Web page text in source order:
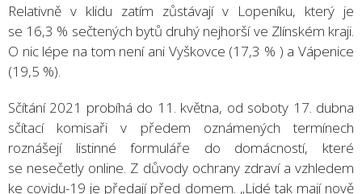
Relativně v klidu zatím zůstávají v Lopeníku, který je
se 16,3 % sečtených bytů druhý nejhorší ve Zlínském kraji.
O nic lépe na tom není ani Vyškovce (17,3 % ) a Vápenice
(19,5 %).
Sčítání 2021 probíhá do 11. května, od soboty 17. dubna
sčítací komisaři v předem oznámených termínech
roznášejí listinné formuláře do domácností, které
se nesečetly online. Z důvody ochrany zdraví a vzhledem
ke covidu-19 je předají před domem. „Lidé tak mají nově